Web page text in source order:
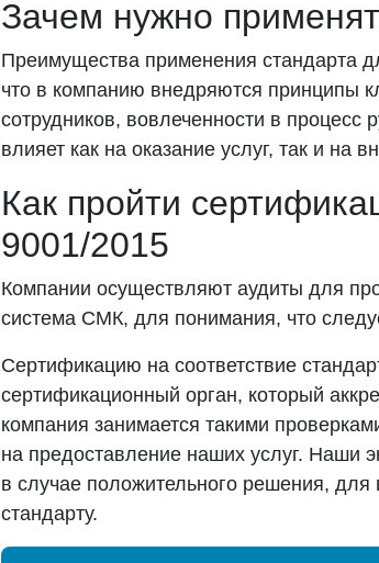
Зачем нужно
Преимущества применения стандарта
что в компанию внедряются принципы
сотрудников, вовлеченности в процесс
влияет как на оказание услуг, так и на
Как пройти
9001/2015
Компании осуществляют аудиты для
система СМК, для понимания, что
Сертификацию на соответствие
сертификационный орган, который
компания занимается такими
на предоставление наших услуг. Наши
в случае положительного решения, для
стандарту.